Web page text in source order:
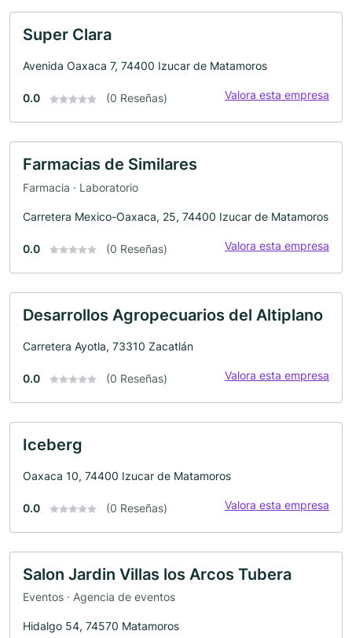
Super Clara
Avenida Oaxaca 7, 74400 Izucar de Matamoros
0.0 (0 Reseñas) Valora esta empresa
Farmacias de Similares
Farmacia · Laboratorio
Carretera Mexico-Oaxaca, 25, 74400 Izucar de Matamoros
0.0 (0 Reseñas) Valora esta empresa
Desarrollos Agropecuarios del Altiplano
Carretera Ayotla, 73310 Zacatlán
0.0 (0 Reseñas) Valora esta empresa
Iceberg
Oaxaca 10, 74400 Izucar de Matamoros
0.0 (0 Reseñas) Valora esta empresa
Salon Jardin Villas los Arcos Tubera
Eventos · Agencia de eventos
Hidalgo 54, 74570 Matamoros